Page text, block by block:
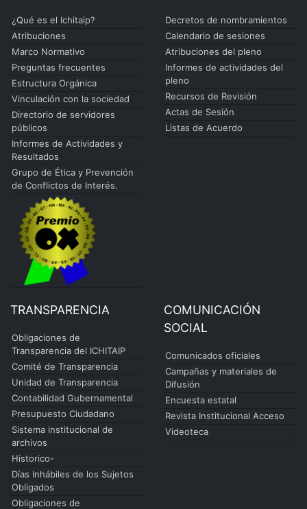
¿Qué es el Ichitaip?
Atribuciones
Marco Normativo
Preguntas frecuentes
Estructura Orgánica
Vinculación con la sociedad
Directorio de servidores
públicos
Informes de Actividades y
Resultados
Grupo de Ética y Prevención
de Conflictos de Interés.
Decretos de nombramientos
Calendario de sesiones
Atribuciones del pleno
Informes de actividades del
pleno
Recursos de Revisión
Actas de Sesión
Listas de Acuerdo
TRANSPARENCIA
Obligaciones de
Transparencia del ICHITAIP
Comité de Transparencia
Unidad de Transparencia
Contabilidad Gubernamental
Presupuesto Ciudadano
Sistema institucional de
archivos
Historico-
Días Inhábiles de los Sujetos
Obligados
Obligaciones de
COMUNICACIÓN
SOCIAL
Comunicados oficiales
Campañas y materiales de
Difusión
Encuesta estatal
Revista Institucional Acceso
Videoteca